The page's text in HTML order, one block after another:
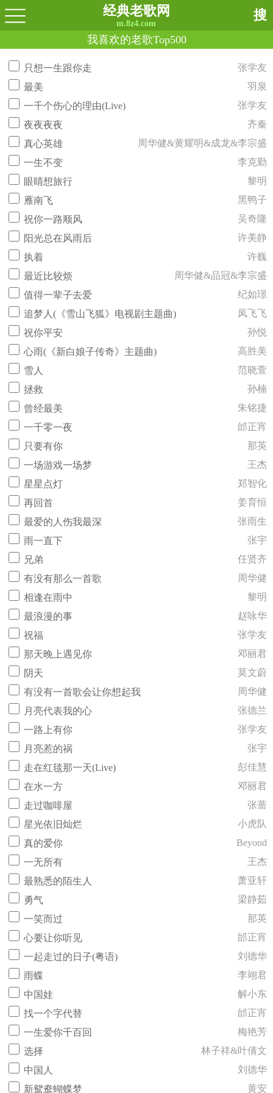
经典老歌网
m.8z4.com
搜
我喜欢的老歌Top500
只想一生跟你走
张学友
最美
羽泉
一千个伤心的理由(Live)
张学友
夜夜夜夜
齐秦
真心英雄
周华健&黄耀明&成龙&李宗盛
一生不变
李克勤
眼睛想旅行
黎明
雁南飞
黑鸭子
祝你一路顺风
吴奇隆
阳光总在风雨后
许美静
执着
许巍
最近比较烦
周华健&品冠&李宗盛
值得一辈子去爱
纪如璟
追梦人(《雪山飞狐》电视剧主题曲)
凤飞飞
祝你平安
孙悦
心雨(《新白娘子传奇》主题曲)
高胜美
雪人
范晓萱
拯救
孙楠
曾经最美
朱铭捷
一千零一夜
邰正宵
只要有你
那英
一场游戏一场梦
王杰
星星点灯
郑智化
再回首
姜育恒
最爱的人伤我最深
张雨生
雨一直下
张宇
兄弟
任贤齐
有没有那么一首歌
周华健
相逢在雨中
黎明
最浪漫的事
赵咏华
祝福
张学友
那天晚上遇见你
邓丽君
阴天
莫文蔚
有没有一首歌会让你想起我
周华健
月亮代表我的心
张德兰
一路上有你
张学友
月亮惹的祸
张宇
走在红毯那一天(Live)
彭佳慧
在水一方
邓丽君
走过咖啡屋
张蔷
星光依旧灿烂
小虎队
真的爱你
Beyond
一无所有
王杰
最熟悉的陌生人
萧亚轩
勇气
梁静茹
一笑而过
那英
心要让你听见
邰正宵
一起走过的日子(粤语)
刘德华
雨蝶
李翊君
中国娃
解小东
找一个字代替
邰正宵
一生爱你千百回
梅艳芳
选择
林子祥&叶倩文
中国人
刘德华
新鸳鸯蝴蝶梦
黄安